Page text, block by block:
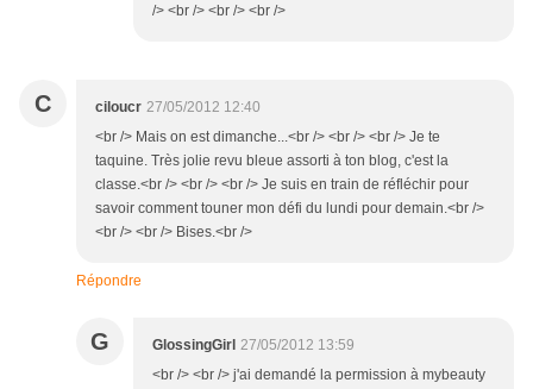
/> <br /> <br /> <br />
C ciloucr 27/05/2012 12:40
<br /> Mais on est dimanche...<br /> <br /> <br /> Je te
taquine. Très jolie revu bleue assorti à ton blog, c'est la
classe.<br /> <br /> <br /> Je suis en train de réfléchir pour
savoir comment touner mon défi du lundi pour demain.<br />
<br /> <br /> Bises.<br />
Répondre
G GlossingGirl 27/05/2012 13:59
<br /> <br /> j'ai demandé la permission à mybeauty